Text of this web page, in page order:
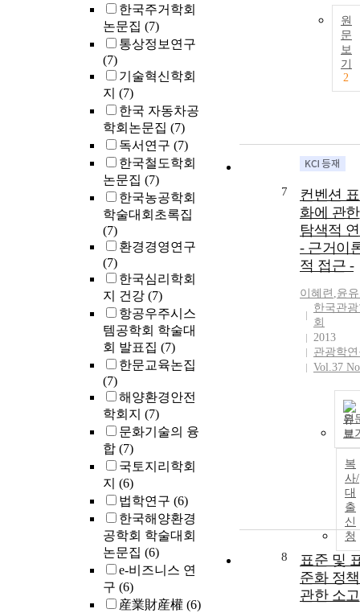
한국주거학회
논문집 (7)
통상정보연구
(7)
기술혁신학회
지 (7)
한국 자동차공
학회논문집 (7)
독서연구 (7)
한국철도학회
논문집 (7)
한국농공학회
학술대회초록집
(7)
환경경영연구
(7)
한국심리학회
지 건강 (7)
항공우주시스
템공학회 학술대
회 발표집 (7)
한문교육논집
(7)
해양환경안전
학회지 (7)
문화기술의 융
합 (7)
국토지리학회
지 (6)
법학연구 (6)
한국해양환경
공학회 학술대회
논문집 (6)
e-비즈니스 연
구 (6)
産業財産權 (6)
원
문
보
기
2
7
컨벤션
화에 관한
탐색적
- 근거이
적 접근 -
이혜련 ,윤
한국관
회
2013
관광학
Vol.37
원
보
복
사/
대
출
신
청
8
표준 및
준화 정
관한 소고